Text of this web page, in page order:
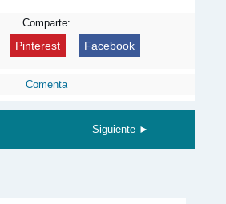
Comparte:
Pinterest Facebook
Comenta
Siguiente ►